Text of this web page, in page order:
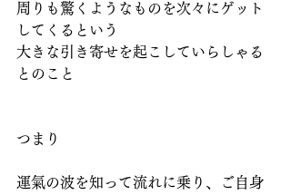
周りも驚くようなものを次々にゲット
してくるという
大きな引き寄せを起こしていらしゃる
とのこと
つまり
運氣の波を知って流れに乗り、ご自身